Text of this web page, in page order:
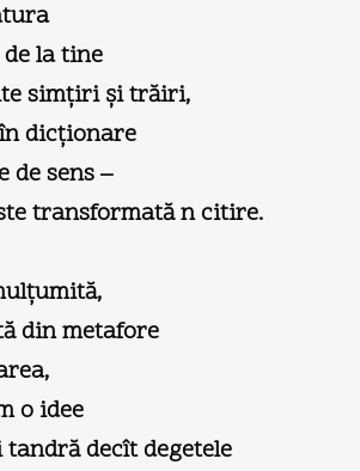
la tine
simţiri şi trăiri,
dicţionare
de sens –
transformată n citire.
din metafore
o idee
decît degetele